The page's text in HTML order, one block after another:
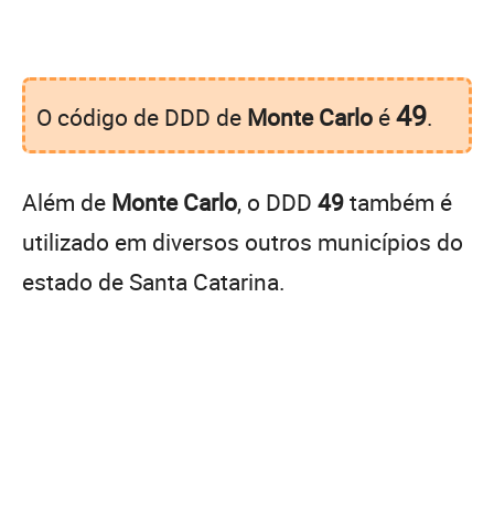
O código de DDD de Monte Carlo é49.
Além de Monte Carlo, o DDD 49também é
utilizado em diversos outros municípios do
estado de Santa Catarina.